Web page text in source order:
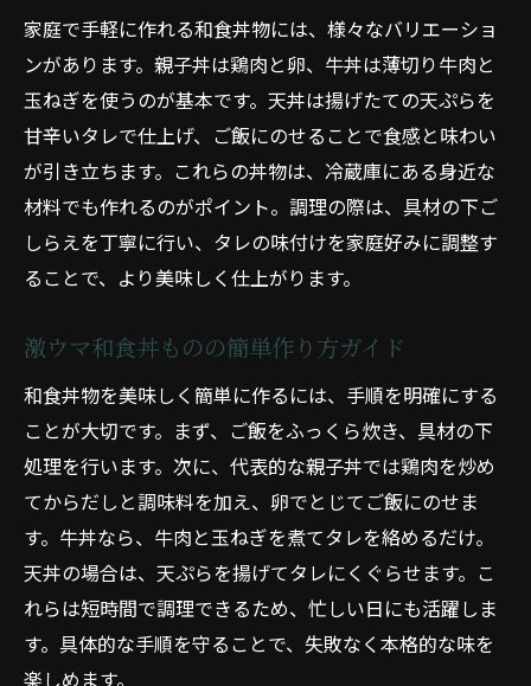
家庭で手軽に作れる和食丼物には、様々なバリエーショ
ンがあります。親子丼は鶏肉と卵、牛丼は薄切り牛肉と
玉ねぎを使うのが基本です。天丼は揚げたての天ぷらを
甘辛いタレで仕上げ、ご飯にのせることで食感と味わい
が引き立ちます。これらの丼物は、冷蔵庫にある身近な
材料でも作れるのがポイント。調理の際は、具材の下ご
しらえを丁寧に行い、タレの味付けを家庭好みに調整す
ることで、より美味しく仕上がります。
激ウマ和食丼ものの簡単作り方ガイド
和食丼物を美味しく簡単に作るには、手順を明確にする
ことが大切です。まず、ご飯をふっくら炊き、具材の下
処理を行います。次に、代表的な親子丼では鶏肉を炒め
てからだしと調味料を加え、卵でとじてご飯にのせま
す。牛丼なら、牛肉と玉ねぎを煮てタレを絡めるだけ。
天丼の場合は、天ぷらを揚げてタレにくぐらせます。こ
れらは短時間で調理できるため、忙しい日にも活躍しま
す。具体的な手順を守ることで、失敗なく本格的な味を
楽しめます。